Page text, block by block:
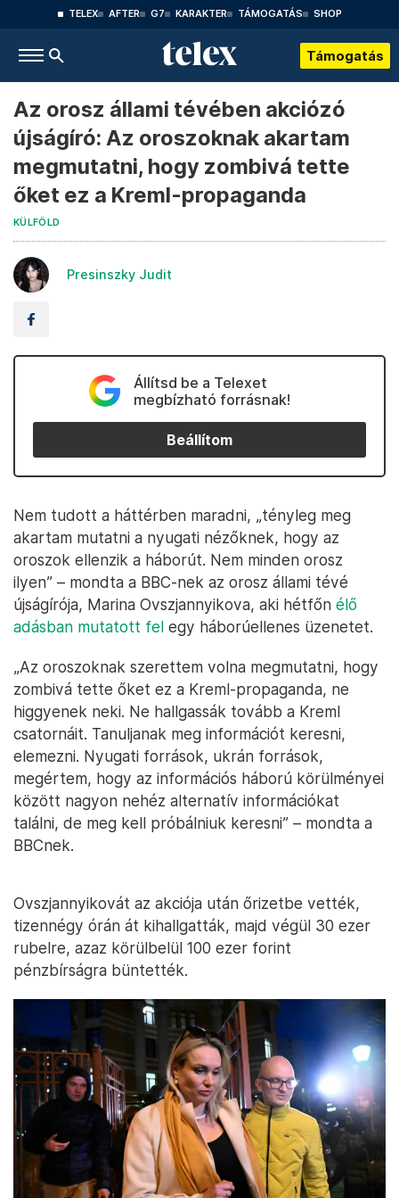
TELEX AFTER G7 KARAKTER TÁMOGATÁS SHOP
Támogatás
Az orosz állami tévében akciózó
újságíró: Az oroszoknak akartam
megmutatni, hogy zombivá tette
őket ez a Kreml-propaganda
KÜLFÖLD
Presinszky Judit
Állítsd be a Telexet
megbízható forrásnak!
Beállítom
Nem tudott a háttérben maradni, „tényleg meg
akartam mutatni a nyugati nézőknek, hogy az
oroszok ellenzik a háborút. Nem minden orosz
ilyen” – mondta a BBC-nek az orosz állami tévé
újságírója, Marina Ovszjannyikova, aki hétfőn élő
adásban mutatott fel egy háborúellenes üzenetet.
„Az oroszoknak szerettem volna megmutatni, hogy
zombivá tette őket ez a Kreml-propaganda, ne
higgyenek neki. Ne hallgassák tovább a Kreml
csatornáit. Tanuljanak meg információt keresni,
elemezni. Nyugati források, ukrán források,
megértem, hogy az információs háború körülményei
között nagyon nehéz alternatív információkat
találni, de meg kell próbálniuk keresni” – mondta a
BBCnek.
Ovszjannyikovát az akciója után őrizetbe vették,
tizennégy órán át kihallgatták, majd végül 30 ezer
rubelre, azaz körülbelül 100 ezer forint
pénzbírságra büntették.